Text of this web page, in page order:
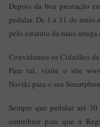
Depois da boa prestação
pedalar. De 1 a 31 de maio
pelo estatuto da mais
Convidamos os Cidadãos
Para tal, visite o site
Naviki para o seu
Sempre que pedalar até
contribuir para que a